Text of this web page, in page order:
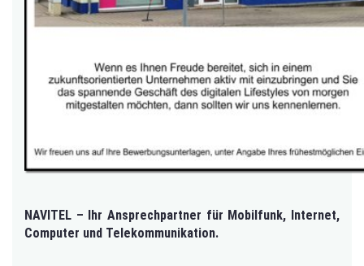
NAVITEL – Ihr Ansprechpartner für Mobilfunk, Internet,
Computer und Telekommunikation.